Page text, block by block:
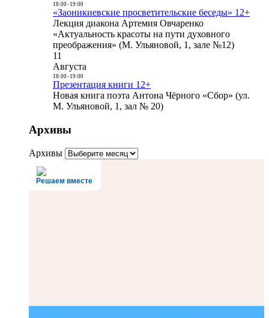
18:00- 19:00
«Заоникиевские просветительские беседы» 12+
Лекция диакона Артемия Овчаренко
«Актуальность красоты на пути духовного
преображения» (М. Ульяновой, 1, зале №12)
11
Августа
18:00- 19:00
Презентация книги 12+
Новая книга поэта Антона Чёрного «Сбор» (ул.
М. Ульяновой, 1, зал № 20)
Архивы
Архивы
Решаем вместе